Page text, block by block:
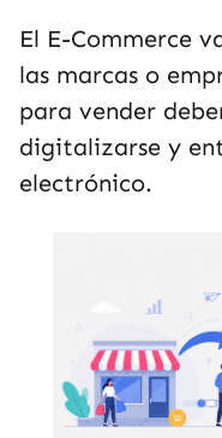
El E-Commerce
las marcas o
para vender
digitalizarse y
electrónico.